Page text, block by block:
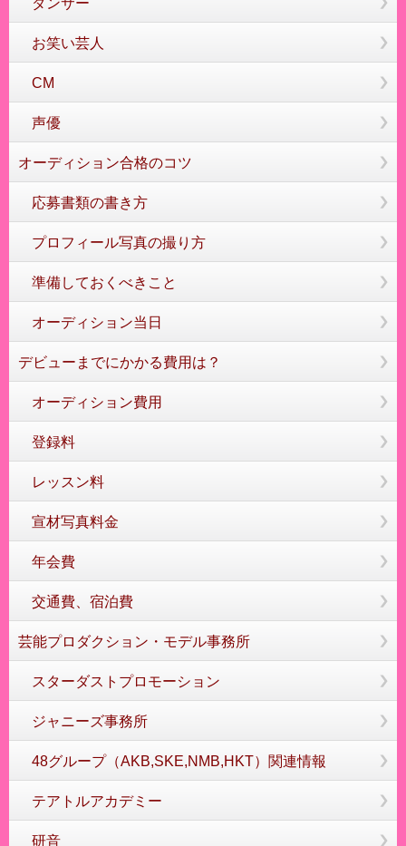
ダンサー
お笑い芸人
CM
声優
オーディション合格のコツ
応募書類の書き方
プロフィール写真の撮り方
準備しておくべきこと
オーディション当日
デビューまでにかかる費用は？
オーディション費用
登録料
レッスン料
宣材写真料金
年会費
交通費、宿泊費
芸能プロダクション・モデル事務所
スターダストプロモーション
ジャニーズ事務所
48グループ（AKB,SKE,NMB,HKT）関連情報
テアトルアカデミー
研音